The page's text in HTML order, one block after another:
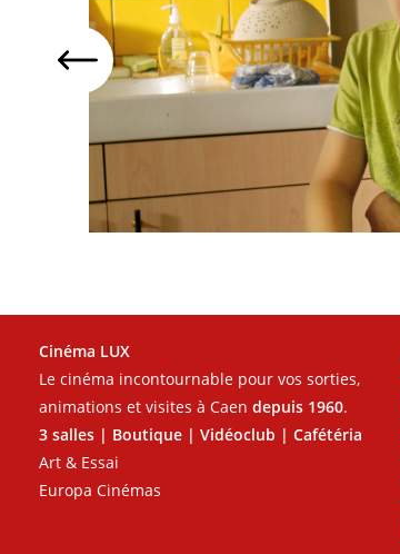
Cinéma LUX
Le cinéma incontournable pour vos sorties,
animations et visites à Caen depuis 1960.
3 salles | Boutique | Vidéoclub | Cafétéria
Art & Essai
Europa Cinémas